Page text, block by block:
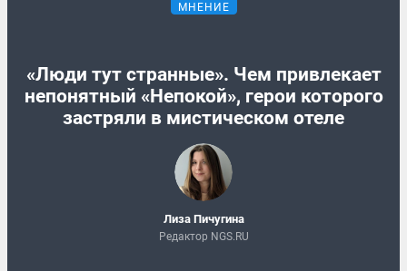
МНЕНИЕ
«Люди тут странные». Чем привлекает
непонятный «Непокой», герои которого
застряли в мистическом отеле
Лиза Пичугина
Редактор NGS.RU